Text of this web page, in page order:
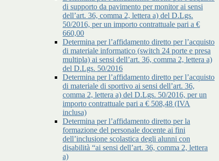
di supporto da pavimento per monitor ai sensi
dell’art. 36, comma 2, lettera a) del D.Lgs.
50/2016, per un importo contrattuale pari a €
660,00
Determina per l’affidamento diretto per l’acquisto
di materiale informatico (switch 24 porte e presa
multipla) ai sensi dell’art. 36, comma 2, lettera a)
del D.Lgs. 50/2016
Determina per l’affidamento diretto per l’acquisto
di materiale di sportivo ai sensi dell’art. 36,
comma 2, lettera a) del D.Lgs. 50/2016, per un
importo contrattuale pari a € 508,48 (IVA
inclusa)
Determina per l’affidamento diretto per la
formazione del personale docente ai fini
dell’inclusione scolastica degli alunni con
disabilità “ai sensi dell’art. 36, comma 2, lettera
a)